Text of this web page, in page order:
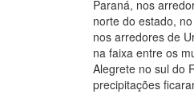
Paraná, nos
norte do estado,
nos arredores de
na faixa entre os
Alegrete no sul do
precipitações